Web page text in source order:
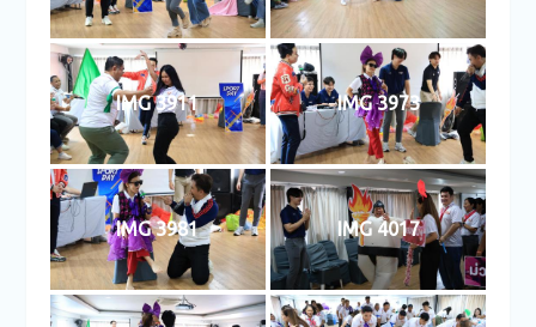
IMG 3911 IMG 3973
IMG 3981 IMG 4017